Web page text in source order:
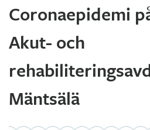
Coronaepidemi
Akut- och
Mäntsälä